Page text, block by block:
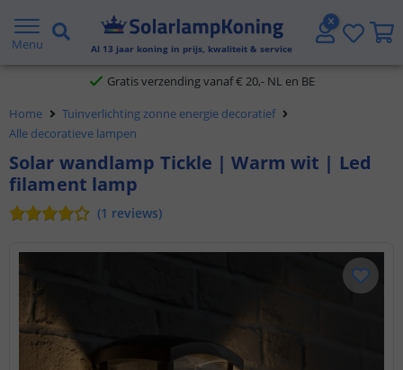
Menu Al 13 jaar koning in prijs, kwaliteit & service
2 jaar garantie
Gratis verzending vanaf € 20,- NL en BE
Home
Tuinverlichting zonne energie decoratief
Alle decoratieve lampen
Solar wandlamp Tickle | Warm wit | Led
filament lamp
(1 reviews)